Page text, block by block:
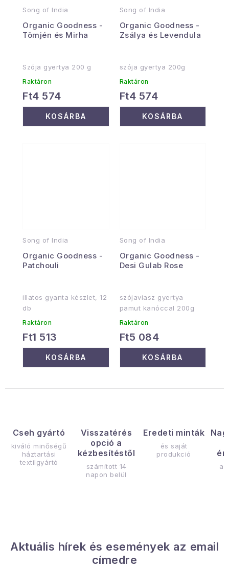
Cseh gyártó
kiváló minőségű
háztartási
textilgyártó
Visszatérés
opció a
kézbesítéstől
számított 14
napon belül
Eredeti minták
és saját
produkció
Song of India
Organic Goodness -
Tömjén és Mirha
Szója gyertya 200 g
Raktáron
Ft4 574
KOSÁRBA
Song of India
Organic Goodness -
Zsálya és Levendula
szója gyertya 200g
Raktáron
Ft4 574
KOSÁRBA
Song of India
Organic Goodness -
Patchouli
illatos gyanta készlet, 12
db
Raktáron
Ft1 513
KOSÁRBA
Song of India
Organic Goodness -
Desi Gulab Rose
szójaviasz gyertya
pamut kanóccal 200g
Raktáron
Ft5 084
KOSÁRBA
Aktuális hírek és események az email
címedre